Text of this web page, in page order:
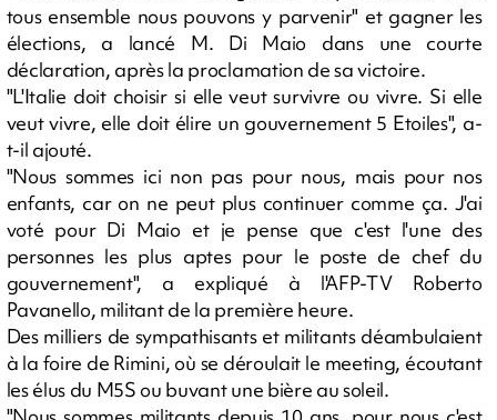
tous ensemble nous pouvons y parvenir" et gagner les
élections, a lancé M. Di Maio dans une courte
déclaration, après la proclamation de sa victoire.
"L'Italie doit choisir si elle veut survivre ou vivre. Si elle
veut vivre, elle doit élire un gouvernement 5 Etoiles", a-
t-il ajouté.
"Nous sommes ici non pas pour nous, mais pour nos
enfants, car on ne peut plus continuer comme ça. J'ai
voté pour Di Maio et je pense que c'est l'une des
personnes les plus aptes pour le poste de chef du
gouvernement", a expliqué à l'AFP-TV Roberto
Pavanello, militant de la première heure.
Des milliers de sympathisants et militants déambulaient
à la foire de Rimini, où se déroulait le meeting, écoutant
les élus du M5S ou buvant une bière au soleil.